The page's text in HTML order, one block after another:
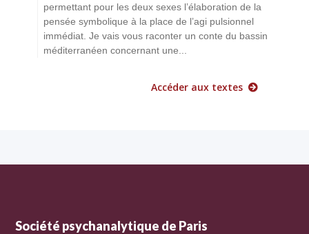
permettant pour les deux sexes l’élaboration de la
pensée symbolique à la place de l’agi pulsionnel
immédiat. Je vais vous raconter un conte du bassin
méditerranéen concernant une...
Accéder aux textes
Société psychanalytique de Paris